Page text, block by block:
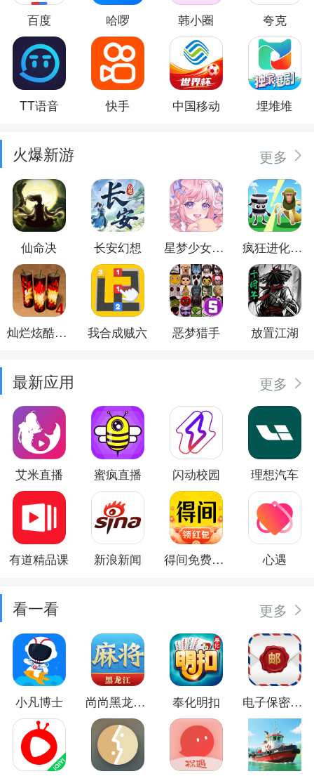
百度 哈啰 韩小圈 夸克
TT语音 快手 中国移动 埋堆堆
火爆新游 更多
仙命决 长安幻想 星梦少女换装 疯狂进化防卫战
灿烂炫酷模拟器 我合成贼六 恶梦猎手 放置江湖
最新应用 更多
艾米直播 蜜疯直播 闪动校园 理想汽车
有道精品课 新浪新闻 得间免费小说 心遇
看一看 更多
小凡博士 尚尚黑龙江麻将 奉化明扣 电子保密挂号邮局系统